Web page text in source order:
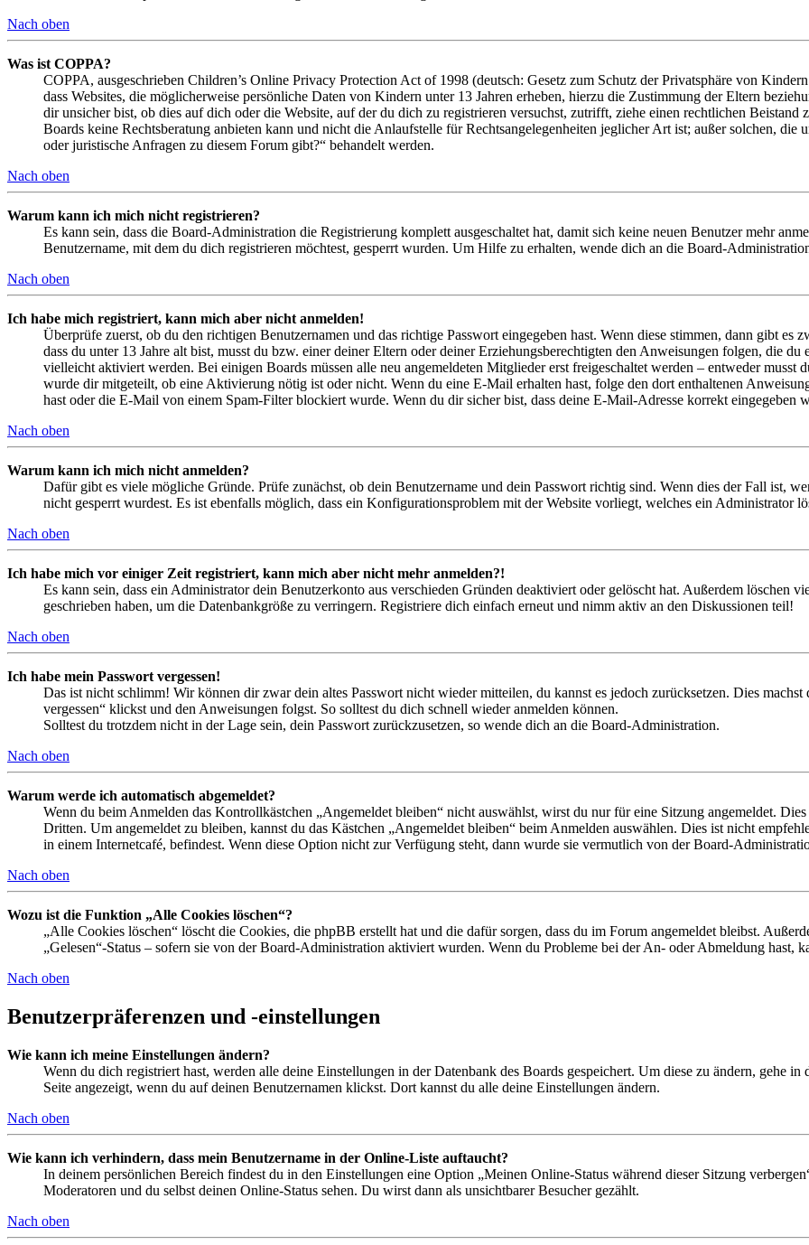
Nach oben
Was ist COPPA?
COPPA, ausgeschrieben Children’s Online Privacy Protection Act of 1998 (deutsch: Gesetz zum Schutz der Privatsphäre von
dass Websites, die möglicherweise persönliche Daten von Kindern unter 13 Jahren erheben, hierzu die Zustimmung der Eltern
dir unsicher bist, ob dies auf dich oder die Website, auf der du dich zu registrieren versuchst, zutrifft, ziehe einen rechtlichen
Boards keine Rechtsberatung anbieten kann und nicht die Anlaufstelle für Rechtsangelegenheiten jeglicher Art ist; außer solchen,
oder juristische Anfragen zu diesem Forum gibt?“ behandelt werden.
Nach oben
Warum kann ich mich nicht registrieren?
Es kann sein, dass die Board-Administration die Registrierung komplett ausgeschaltet hat, damit sich keine neuen Benutzer mehr
Benutzername, mit dem du dich registrieren möchtest, gesperrt wurden. Um Hilfe zu erhalten, wende dich an die Board-
Nach oben
Ich habe mich registriert, kann mich aber nicht anmelden!
Überprüfe zuerst, ob du den richtigen Benutzernamen und das richtige Passwort eingegeben hast. Wenn diese stimmen, dann gibt es
dass du unter 13 Jahre alt bist, musst du bzw. einer deiner Eltern oder deiner Erziehungsberechtigten den Anweisungen folgen, die
vielleicht aktiviert werden. Bei einigen Boards müssen alle neu angemeldeten Mitglieder erst freigeschaltet werden – entweder musst
wurde dir mitgeteilt, ob eine Aktivierung nötig ist oder nicht. Wenn du eine E-Mail erhalten hast, folge den dort enthaltenen
hast oder die E-Mail von einem Spam-Filter blockiert wurde. Wenn du dir sicher bist, dass deine E-Mail-Adresse korrekt eingegeben
Nach oben
Warum kann ich mich nicht anmelden?
Dafür gibt es viele mögliche Gründe. Prüfe zunächst, ob dein Benutzername und dein Passwort richtig sind. Wenn dies der Fall ist,
nicht gesperrt wurdest. Es ist ebenfalls möglich, dass ein Konfigurationsproblem mit der Website vorliegt, welches ein Administrator
Nach oben
Ich habe mich vor einiger Zeit registriert, kann mich aber nicht mehr anmelden?!
Es kann sein, dass ein Administrator dein Benutzerkonto aus verschieden Gründen deaktiviert oder gelöscht hat. Außerdem löschen
geschrieben haben, um die Datenbankgröße zu verringern. Registriere dich einfach erneut und nimm aktiv an den Diskussionen teil!
Nach oben
Ich habe mein Passwort vergessen!
Das ist nicht schlimm! Wir können dir zwar dein altes Passwort nicht wieder mitteilen, du kannst es jedoch zurücksetzen. Dies
vergessen“ klickst und den Anweisungen folgst. So solltest du dich schnell wieder anmelden können.
Solltest du trotzdem nicht in der Lage sein, dein Passwort zurückzusetzen, so wende dich an die Board-Administration.
Nach oben
Warum werde ich automatisch abgemeldet?
Wenn du beim Anmelden das Kontrollkästchen „Angemeldet bleiben“ nicht auswählst, wirst du nur für eine Sitzung angemeldet.
Dritten. Um angemeldet zu bleiben, kannst du das Kästchen „Angemeldet bleiben“ beim Anmelden auswählen. Dies ist nicht
in einem Internetcafé, befindest. Wenn diese Option nicht zur Verfügung steht, dann wurde sie vermutlich von der Board-
Nach oben
Wozu ist die Funktion „Alle Cookies löschen“?
„Alle Cookies löschen“ löscht die Cookies, die phpBB erstellt hat und die dafür sorgen, dass du im Forum angemeldet bleibst.
„Gelesen“-Status – sofern sie von der Board-Administration aktiviert wurden. Wenn du Probleme bei der An- oder Abmeldung hast,
Nach oben
Benutzerpräferenzen und -einstellungen
Wie kann ich meine Einstellungen ändern?
Wenn du dich registriert hast, werden alle deine Einstellungen in der Datenbank des Boards gespeichert. Um diese zu ändern, gehe
Seite angezeigt, wenn du auf deinen Benutzernamen klickst. Dort kannst du alle deine Einstellungen ändern.
Nach oben
Wie kann ich verhindern, dass mein Benutzername in der Online-Liste auftaucht?
In deinem persönlichen Bereich findest du in den Einstellungen eine Option „Meinen Online-Status während dieser Sitzung
Moderatoren und du selbst deinen Online-Status sehen. Du wirst dann als unsichtbarer Besucher gezählt.
Nach oben